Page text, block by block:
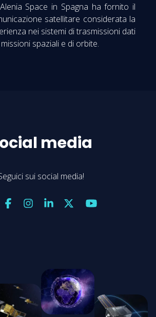
Space in Spagna ha fornito il
satellitare considerata la
nei sistemi di trasmissioni dati
spaziali e di orbite.
media
sui social media!